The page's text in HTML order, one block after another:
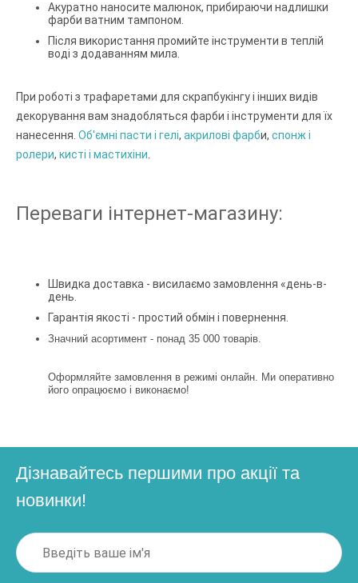
Акуратно наносите малюнок, прибираючи надлишки
фарби ватним тампоном.
Після використання промийте інструменти в теплій
воді з додаванням мила.
При роботі з трафаретами для скрапбукінгу і інших видів
декорування вам знадобляться фарби і інструменти для їх
нанесення. Об'ємні пасти і гелі, акрилові фарби, спонж і
ролери, кисті і мастихіни
Переваги інтернет-магазину:
Швидка доставка - висилаємо замовлення «день-в-
день.
Гарантія якості - простий обмін і повернення.
Значний асортимент - понад 35 000 товарів.
Оформляйте замовлення в режимі онлайн. Ми оперативно
його опрацюємо і виконаємо!
Дізнавайтесь першими про акції та
новинки!